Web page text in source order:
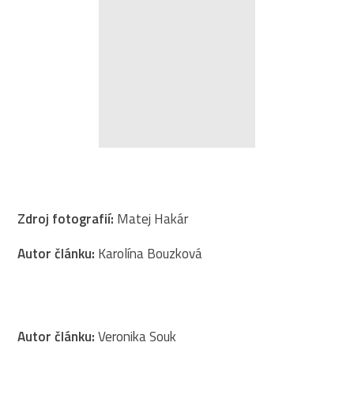
Zdroj fotografií: Matej Hakár
Autor článku: Karolína Bouzková
Autor článku:Veronika Souk